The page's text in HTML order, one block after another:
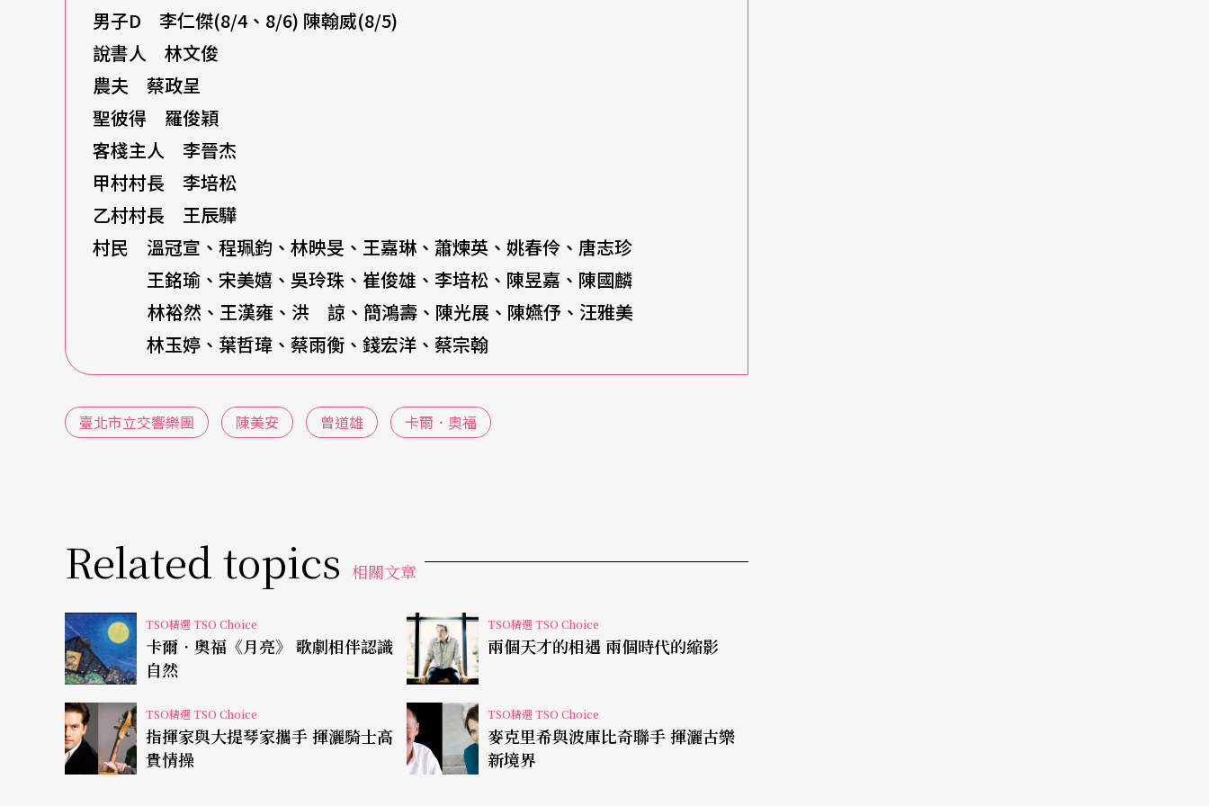
豐富肢體表演 顯示無邊的想像力
舞台充分應用劇場的機能，分作天堂、凡間與冥界。甲村與乙村的身材與穿著調性都不一樣。曾
道雄說：「甲村村民的形象來自於西班牙畫家埃爾．格雷哥（El Greco）及揚州八怪的造型，將
人物稍微變瘦抽高。而相對於甲村，乙村則定為矮胖型以作區隔。」除此之外，陰間的鬼魂則有
中國古代宮女、日本藝伎等不同身分，也有過世數百年者及剛報到的新人，林林總總的造型不但
不可怕，其肢體表演更是處處顯示著無邊的想像力。
為了此次的演出，TSO特聘歐美炙手可熱的指揮陳美安回台領軍。聚集國內知名聲樂家如林中
光、李增銘、許逸聖、胡庭維等人擔任要角之外，更邀請多年前與曾道雄在大型音樂歌舞劇《棋
王》同台的老搭檔林文俊擔任說書人。人物的甄選連合唱團團員也絕不馬虎。曾道雄表示：「我
們的合唱團不叫合唱團，而是『群戲歌唱演員』。他們是我一個一個考進來的。為什麼要強調合
唱團？因為我服膺古希臘悲劇歌隊的概念，是一齣歌劇的磐石，不但要會唱歌，也要求獨當一面
地演戲。我將他們當主角一樣訓練，屆時他們在台上也會有賭博、打架、喝酒、行軍等表演。」
劇）那樣的模式，有說話也有歌唱，沒有太多詠歎調，但仍以音樂為主。維持他一貫推廣歌劇的
原則，他一樣會注重演出的連貫性，在德文歌唱之間保留德文說白，並且在適當之處讓歌手以中
譏諷與慧黠總讓觀眾會心一笑。說書人也將搭配著劇情，指揮台下開口說德文。台上一句“Das i
st der Mond”（這是個月亮！），台下一句“Das ist der Mond！”，樓上一句“Wozu dienet
Der Mond”（月亮做什麼用？）樓下一句“Dazu dienet Der Mond”（月亮就有這麼好用）
……在反覆誦念與互動中，廿世紀遠在德國的作品，已不知不覺進駐台灣的觀眾心中。
男子D 李仁傑(8/4、8/6) 陳翰威(8/5)
說書人 林文俊
農夫 蔡政呈
聖彼得 羅俊穎
客棧主人 李晉杰
甲村村長 李培松
乙村村長 王辰驊
村民 溫冠宣、程珮鈞、林映旻、王嘉琳、蕭煉英、姚春伶、唐志珍
王銘瑜、宋美嬉、吳玲珠、崔俊雄、李培松、陳昱嘉、陳國麟
林裕然、王漢雍、洪 諒、簡鴻壽、陳光展、陳嬿伃、汪雅美
林玉婷、葉哲瑋、蔡雨衡、錢宏洋、蔡宗翰
臺北市立交響樂團 陳美安 曾道雄 卡爾．奧福
Related topics 相關文章
TSO精選 TSO Choice
卡爾．奧福《月亮》 歌劇相伴認識
自然
TSO精選 TSO Choice
兩個天才的相遇 兩個時代的縮影
TSO精選 TSO Choice
指揮家與大提琴家攜手 揮灑騎士高
貴情操
TSO精選 TSO Choice
麥克里希與波庫比奇聯手 揮灑古樂
新境界